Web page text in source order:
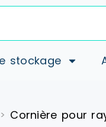
stockage
> Cornière pour